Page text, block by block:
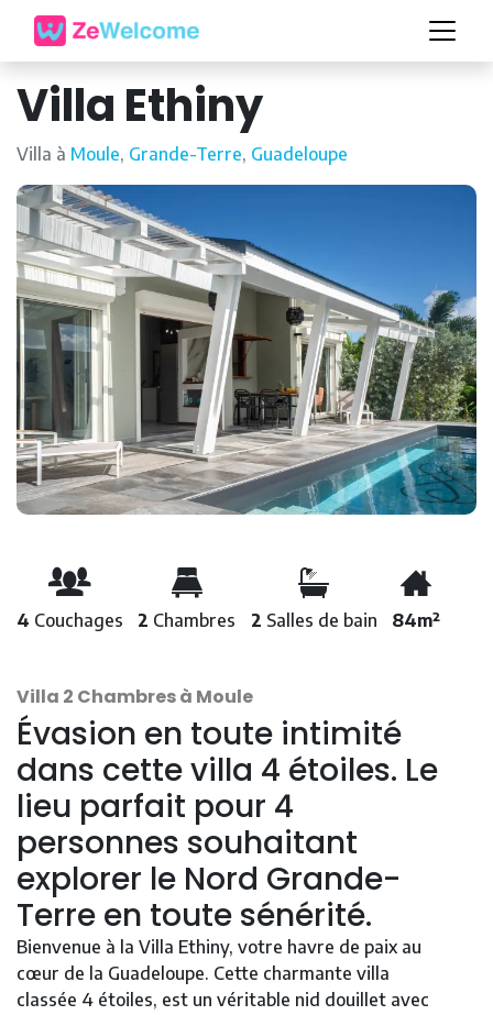
Villa Ethiny
Villa à Moule, Grande-Terre, Guadeloupe
4 Couchages 2 Chambres 2 Salles de bain 84m²
Villa 2 Chambres à Moule
Évasion en toute intimité
dans cette villa 4 étoiles. Le
lieu parfait pour 4
personnes souhaitant
explorer le Nord Grande-
Terre en toute sénérité.
Bienvenue à la Villa Ethiny, votre havre de paix au
cœur de la Guadeloupe. Cette charmante villa
classée 4 étoiles, est un véritable nid douillet avec